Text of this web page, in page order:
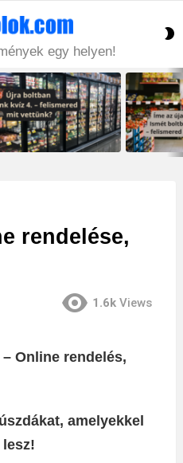
egy helyen!
rendelése,
1.6k Views
Online rendelés,
amelyekkel